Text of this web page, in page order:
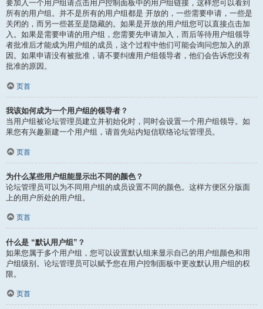
要加入一个用户组请点击用户控制面板中的用户组链接，这样您可以看到
所有的用户组。并不是所有的用户组都是 开放的，一些需要申请，一些是
关闭的，而另一些甚至是隐藏的。如果是开放的用户组您可以直接点击加
入。如果是需要申请的用户组，您需要先申请加入，而后等待用户组领导
者批准后才能成为用户组的成员，这个过程中他们可能会询问您加入的原
因。如果申请没有被批准，请不要纠缠用户组领导者，他们会告诉您没有
批准的原因。
页首
我该如何成为一个用户组的领导者？
当用户组被论坛管理员建立并初始化时，同时会设置一个用户组领导。如
果您有兴趣新建一个用户组，请首先站内短信联络论坛管理员。
页首
为什么某些用户组能显示出不同的颜色？
论坛管理员可以为不同用户组的成员设置不同的颜色。这样方便区分版面
上的用户所处的用户组。
页首
什么是 “默认用户组”？
如果您属于多个用户组，您可以设置默认组来显示自己的用户组颜色和用
户组级别。论坛管理员可以赋予您在用户控制面板中更改默认用户组的权
限。
页首